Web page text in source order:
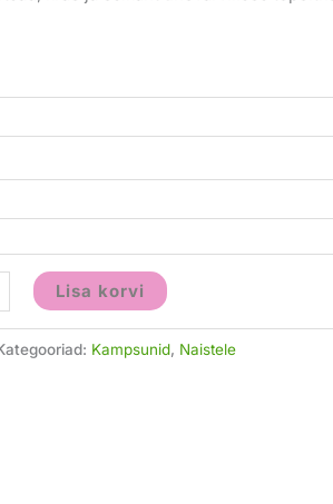
Lisa korvi
Kampsunid, Naistele